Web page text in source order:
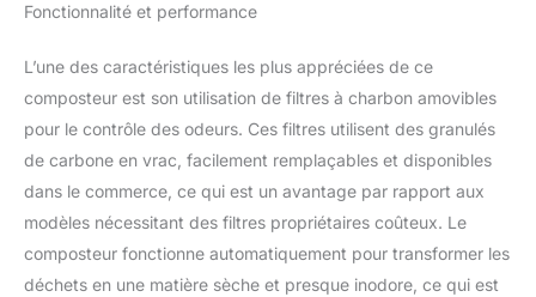
cuisine est équipé de 2
filtres à charbon actif, qui
peuvent réduire l'odeur
générée par les déchets
alimentaires traités dans
les poubelles de cuisine
traditionnelles. Le
système vous rappellera
automatiquement de
Fonctionnalité et performance
L’une des caractéristiques les plus appréciées de ce
composteur est son utilisation de filtres à charbon amovibles
pour le contrôle des odeurs. Ces filtres utilisent des granulés
de carbone en vrac, facilement remplaçables et disponibles
dans le commerce, ce qui est un avantage par rapport aux
modèles nécessitant des filtres propriétaires coûteux. Le
composteur fonctionne automatiquement pour transformer les
déchets en une matière sèche et presque inodore, ce qui est